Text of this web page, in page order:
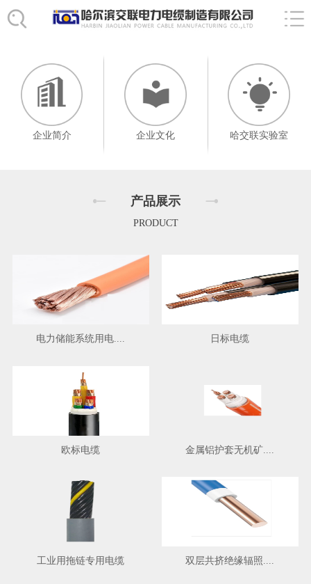
企业简介 企业文化 哈交联实验室
产品展示
PRODUCT
电力储能系统用电.... 日标电缆
欧标电缆 金属铝护套无机矿....
工业用拖链专用电缆 双层共挤绝缘辐照....